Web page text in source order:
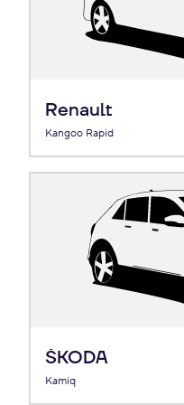
Renault
Kangoo Rapid
ŠKODA
Kamiq